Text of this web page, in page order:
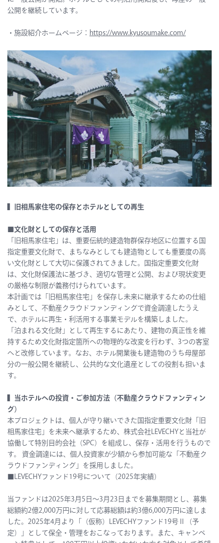
公開を継続しています。
・施設紹介ホームページ： https://www.kyusoumake.com/
▍旧相馬家住宅の保存とホテルとしての再生
■文化財としての保存と活用
「旧相馬家住宅」は、重要伝統的建造物群保存地区に位置する国
指定重要文化財で、まちなみとしても建造物としても重要度の高
い文化財として大切に保護されてきました。国指定重要文化財
は、文化財保護法に基づき、適切な管理と公開、および現状変更
の厳格な制限が義務付けられています。
本計画では「旧相馬家住宅」を保存し未来に継承するための仕組
みとして、不動産クラウドファンディングで資金調達したうえ
で、ホテルに再生・利活用する事業モデルを構築しました。
「泊まれる文化財」として再生するにあたり、建物の真正性を維
持するため文化財指定箇所への物理的な改変を行わず、3つの客室
へと改修しています。なお、ホテル開業後も建造物のうち母屋部
分の一般公開を継続し、公共的な文化遺産としての役割も担いま
す。
▍当ホテルへの投資・ご参加方法（不動産クラウドファンディン
グ）
本プロジェクトは、個人が守り継いできた国指定重要文化財「旧
相馬家住宅」を未来へ継承するため、株式会社LEVECHYと当社が
協働して特別目的会社（SPC）を組成し、保存・活用を行うもので
す。 資金調達には、個人投資家が少額から参加可能な「不動産ク
ラウドファンディング」を採用しました。
■LEVECHYファンド19号について（2025年実績）
当ファンドは2025年3月5日～3月23日までを募集期間とし、募集
総額約2億2,000万円に対して応募総額は約3億6,000万円に達しま
した。2025年4月より「（仮称）LEVECHYファンド19号Ⅱ（予
定）」として保全・管理をおこなっております。また、キャンペ